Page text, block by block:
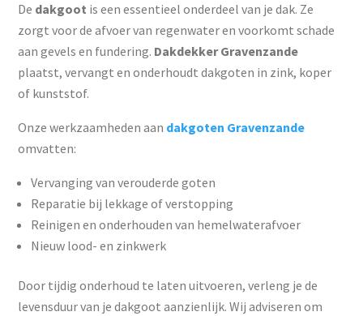
De dakgoot is een essentieel onderdeel van je dak. Ze
zorgt voor de afvoer van regenwater en voorkomt schade
aan gevels en fundering. Dakdekker Gravenzande
plaatst, vervangt en onderhoudt dakgoten in zink, koper
of kunststof.
Onze werkzaamheden aan dakgoten Gravenzande
omvatten:
Vervanging van verouderde goten
Reparatie bij lekkage of verstopping
Reinigen en onderhouden van hemelwaterafvoer
Nieuw lood- en zinkwerk
Door tijdig onderhoud te laten uitvoeren, verleng je de
levensduur van je dakgoot aanzienlijk. Wij adviseren om